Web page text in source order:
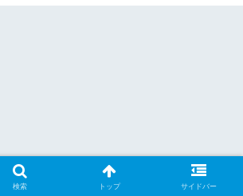
検索 トップ サイドバー